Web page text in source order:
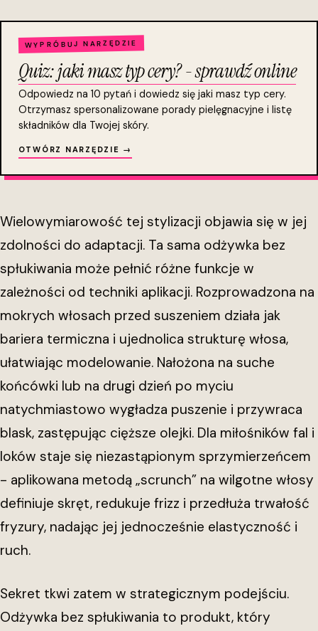
WYPRÓBUJ NARZĘDZIE
Quiz: jaki masz typ cery? - sprawdź online
Odpowiedz na 10 pytań i dowiedz się jaki masz typ cery.
Otrzymasz spersonalizowane porady pielęgnacyjne i listę
składników dla Twojej skóry.
OTWÓRZ NARZĘDZIE →
Wielowymiarowość tej stylizacji objawia się w jej
zdolności do adaptacji. Ta sama odżywka bez
spłukiwania może pełnić różne funkcje w
zależności od techniki aplikacji. Rozprowadzona na
mokrych włosach przed suszeniem działa jak
bariera termiczna i ujednolica strukturę włosa,
ułatwiając modelowanie. Nałożona na suche
końcówki lub na drugi dzień po myciu
natychmiastowo wygładza puszenie i przywraca
blask, zastępując cięższe olejki. Dla miłośników fal i
loków staje się niezastąpionym sprzymierzeńcem
- aplikowana metodą „scrunch” na wilgotne włosy
definiuje skręt, redukuje frizz i przedłuża trwałość
fryzury, nadając jej jednocześnie elastyczność i
ruch.
Sekret tkwi zatem w strategicznym podejściu.
Odżywka bez spłukiwania to produkt, który